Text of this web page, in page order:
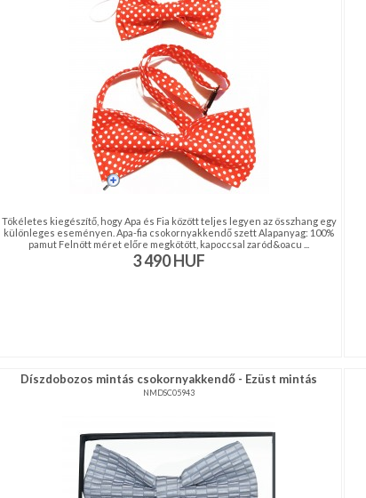
Tökéletes kiegészítő, hogy Apa és Fia között teljes legyen az összhang egy
különleges eseményen. Apa-fia csokornyakkendő szett Alapanyag: 100%
pamut Felnött méret előre megkötött, kapoccsal zaród&oacu ...
3 490HUF
Díszdobozos mintás csokornyakkendő - Ezüst mintás
NMDSC05943